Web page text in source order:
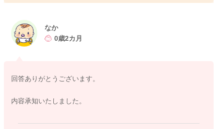
中の空気が何らかのタイミングで動くことで、空気と一緒に吐
また、胃の構造としても、お子さんの場合には吐き戻しをしや
すいことも相まって、吐き戻しが多いとお感じになったり、時
間が経過してから吐き戻しをする可能性もあります。時間が経
個人差も大きいのですが、吐くことが多いと、ママさんとして
後ケロッとしていて、お子さんのご様子に特にお変わりがなけ
なか
0歳2カ月
回答ありがとうございます。
内容承知いたしました。